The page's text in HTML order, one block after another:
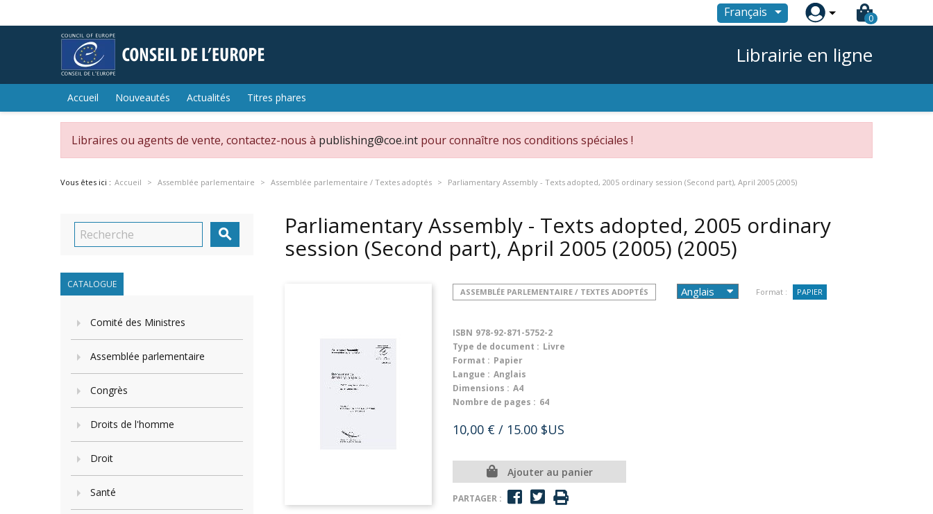
Français  0
Librairie en ligne
Accueil Nouveautés Actualités Titres phares
Libraires ou agents de vente, contactez-nous à publishing@coe.int pour connaître nos conditions spéciales !
Vous êtes ici : Accueil Assemblée parlementaire Assemblée parlementaire / Textes adoptés Parliamentary Assembly - Texts adopted, 2005 ordinary session (Second part), April 2005 (2005)

CATALOGUE
Comité des Ministres
Assemblée parlementaire
Congrès
Droits de l'homme
Droit
Santé
Parliamentary Assembly - Texts adopted, 2005 ordinary
session (Second part), April 2005 (2005) (2005)
ASSEMBLÉE PARLEMENTAIRE / TEXTES ADOPTÉS Format : PAPIER
ISBN 978-92-871-5752-2
Type de document : Livre
Format : Papier
Langue : Anglais
Dimensions : A4
Nombre de pages : 64
10,00 € / 15.00 $US
Ajouter au panier
PARTAGER :